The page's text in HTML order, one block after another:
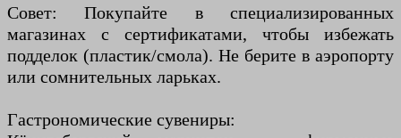
Совет: Покупайте в специализированных
магазинах с сертификатами, чтобы избежать
подделок (пластик/смола). Не берите в аэропорту
или сомнительных ларьках.
Гастрономические сувениры: